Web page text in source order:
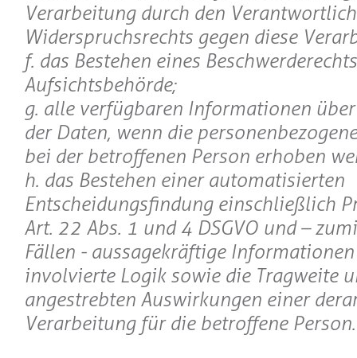
Verarbeitung durch den
Widerspruchsrechts gegen diese
f. das Bestehen eines
Aufsichtsbehörde;
g. alle verfügbaren Informationen
der Daten, wenn die
bei der betroffenen Person erhoben
h. das Bestehen einer automatisierten
Entscheidungsfindung einschließlich
Art. 22 Abs. 1 und 4 DSGVO und –
Fällen - aussagekräftige
involvierte Logik sowie die Tragweite
angestrebten Auswirkungen einer
Verarbeitung für die betroffene Person.